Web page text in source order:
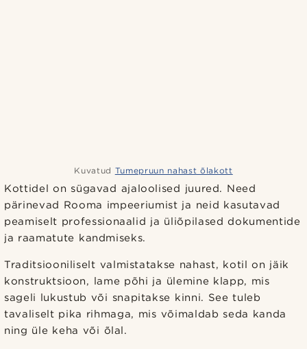
Kuvatud Tumepruun nahast õlakott
Kottidel on sügavad ajaloolised juured. Need
pärinevad Rooma impeeriumist ja neid kasutavad
peamiselt professionaalid ja üliõpilased dokumentide
ja raamatute kandmiseks.
Traditsiooniliselt valmistatakse nahast, kotil on jäik
konstruktsioon, lame põhi ja ülemine klapp, mis
sageli lukustub või snapitakse kinni. See tuleb
tavaliselt pika rihmaga, mis võimaldab seda kanda
ning üle keha või õlal.